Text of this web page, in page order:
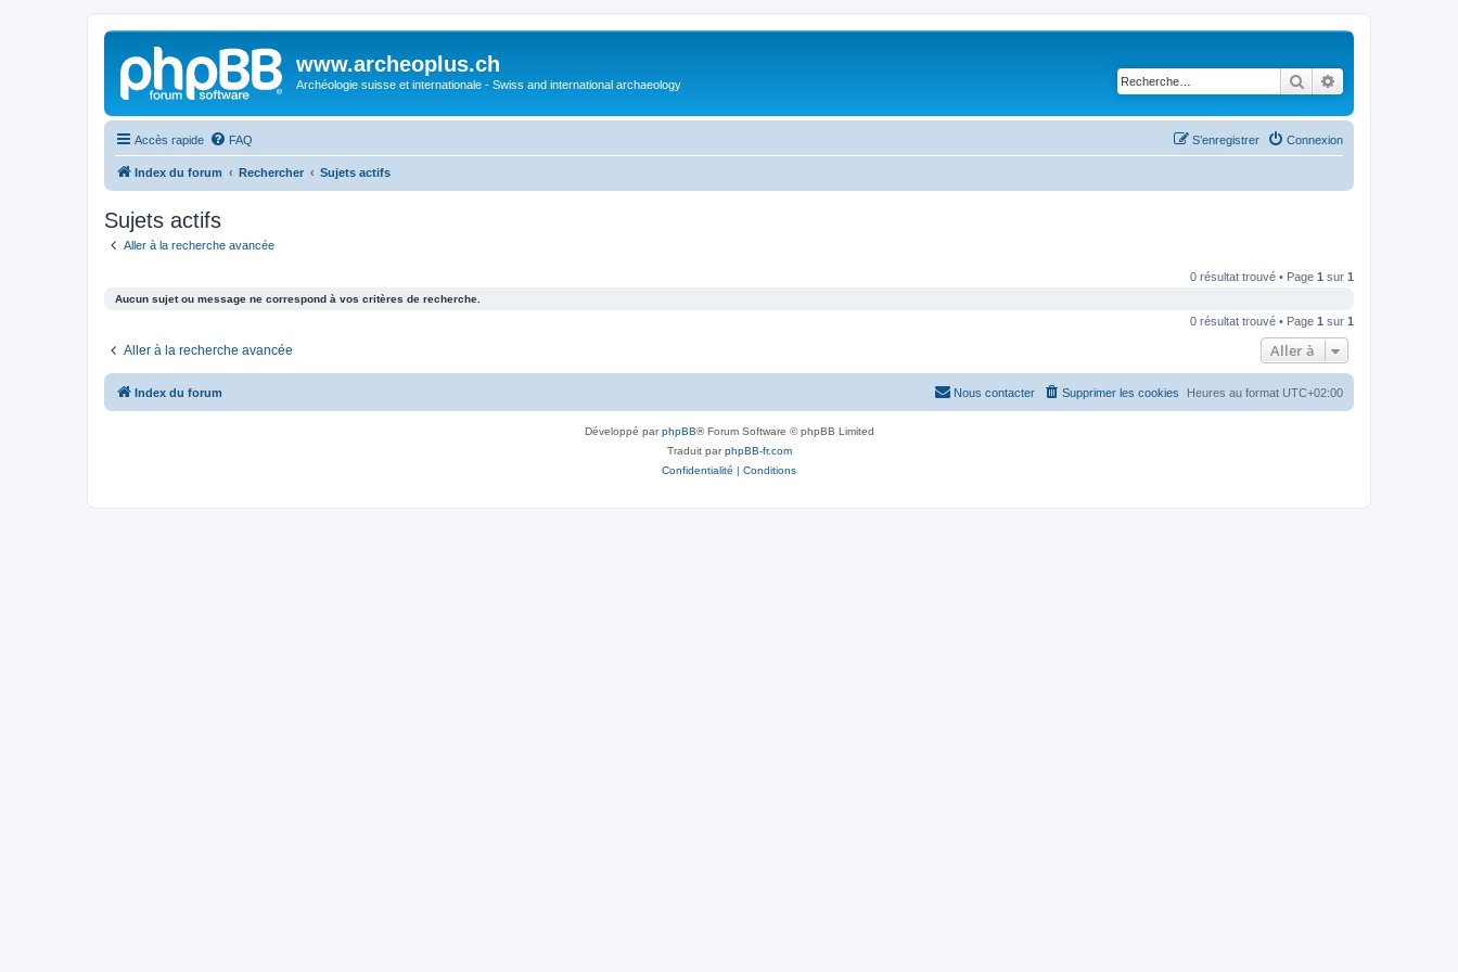
www.archeoplus.ch
Archéologie suisse et internationale - Swiss and international archaeology Rechercher
Accès rapide FAQ Connexion
S’enregistrer
Index du forum Rechercher Sujets actifs
Sujets actifs
Aller à la recherche avancée
0 résultat trouvé • Page 1 sur 1
Aucun sujet ou message ne correspond à vos critères de recherche.
0 résultat trouvé • Page 1 sur 1
Aller à la recherche avancée Aller à
Index du forum Heures au format UTC+02:00
Supprimer les cookies
Nous contacter
Développé parphpBB® Forum Software © phpBB Limited
Traduit parphpBB-fr.com
Confidentialité | Conditions